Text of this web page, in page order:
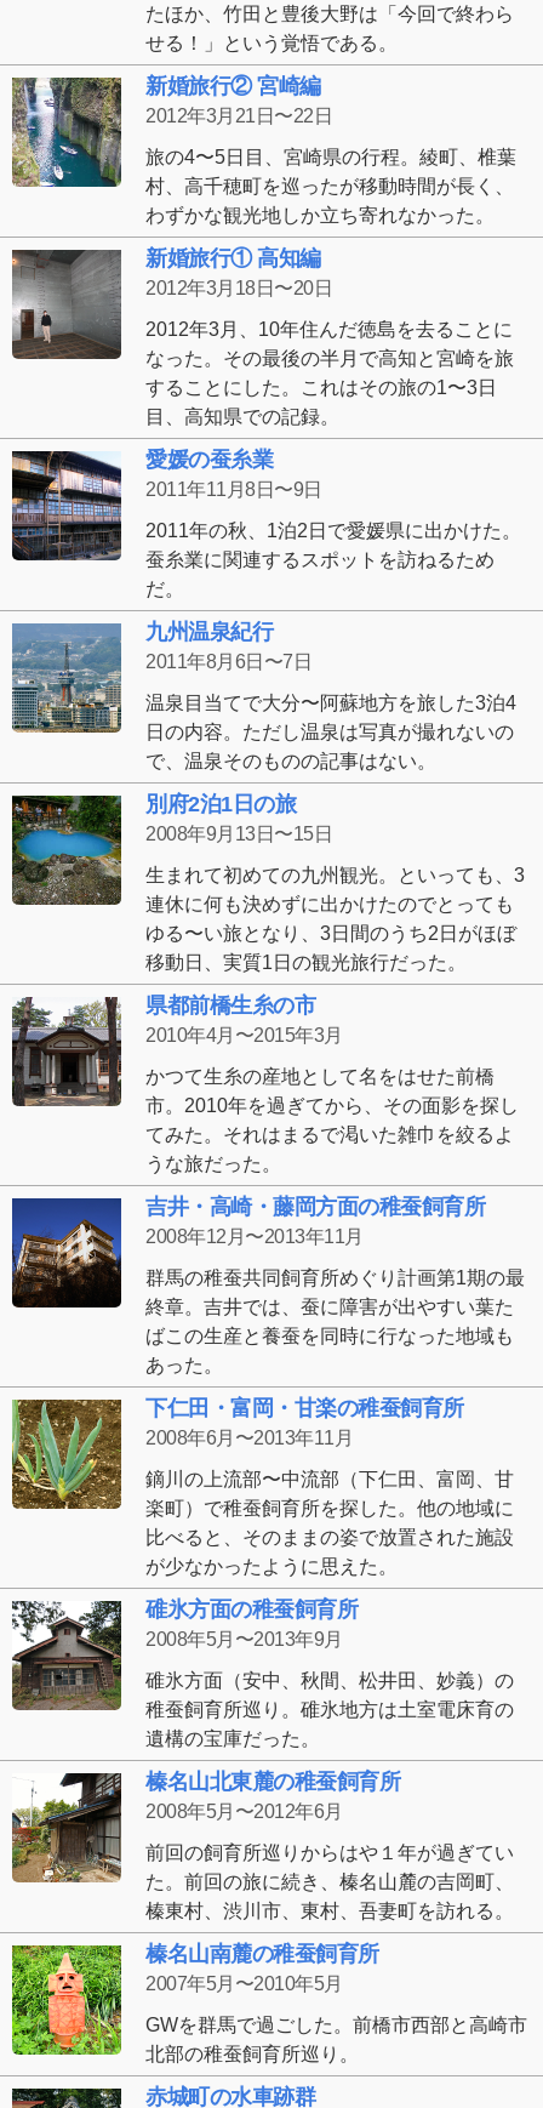
たほか、竹田と豊後大野は「今回で終わら
せる！」という覚悟である。
新婚旅行② 宮崎編
2012年3月21日〜22日
旅の4〜5日目、宮崎県の行程。綾町、椎葉
村、高千穂町を巡ったが移動時間が長く、
わずかな観光地しか立ち寄れなかった。
新婚旅行① 高知編
2012年3月18日〜20日
2012年3月、10年住んだ徳島を去ることに
なった。その最後の半月で高知と宮崎を旅
することにした。これはその旅の1〜3日
目、高知県での記録。
愛媛の蚕糸業
2011年11月8日〜9日
2011年の秋、1泊2日で愛媛県に出かけた。
蚕糸業に関連するスポットを訪ねるため
だ。
九州温泉紀行
2011年8月6日〜7日
温泉目当てで大分〜阿蘇地方を旅した3泊4
日の内容。ただし温泉は写真が撮れないの
で、温泉そのものの記事はない。
別府2泊1日の旅
2008年9月13日〜15日
生まれて初めての九州観光。といっても、3
連休に何も決めずに出かけたのでとっても
ゆる〜い旅となり、3日間のうち2日がほぼ
移動日、実質1日の観光旅行だった。
県都前橋生糸の市
2010年4月〜2015年3月
かつて生糸の産地として名をはせた前橋
市。2010年を過ぎてから、その面影を探し
てみた。それはまるで渇いた雑巾を絞るよ
うな旅だった。
吉井・高崎・藤岡方面の稚蚕飼育所
2008年12月〜2013年11月
群馬の稚蚕共同飼育所めぐり計画第1期の最
終章。吉井では、蚕に障害が出やすい葉た
ばこの生産と養蚕を同時に行なった地域も
あった。
下仁田・富岡・甘楽の稚蚕飼育所
2008年6月〜2013年11月
鏑川の上流部〜中流部（下仁田、富岡、甘
楽町）で稚蚕飼育所を探した。他の地域に
比べると、そのままの姿で放置された施設
が少なかったように思えた。
碓氷方面の稚蚕飼育所
2008年5月〜2013年9月
碓氷方面（安中、秋間、松井田、妙義）の
稚蚕飼育所巡り。碓氷地方は土室電床育の
遺構の宝庫だった。
榛名山北東麓の稚蚕飼育所
2008年5月〜2012年6月
前回の飼育所巡りからはや１年が過ぎてい
た。前回の旅に続き、榛名山麓の吉岡町、
榛東村、渋川市、東村、吾妻町を訪れる。
榛名山南麓の稚蚕飼育所
2007年5月〜2010年5月
GWを群馬で過ごした。前橋市西部と高崎市
北部の稚蚕飼育所巡り。
赤城町の水車跡群